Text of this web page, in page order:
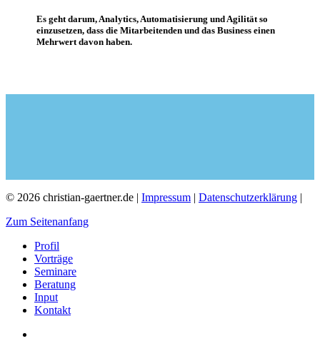
Es geht darum, Analytics, Automatisierung und Agilität so
einzusetzen, dass die Mitarbeitenden und das Business einen
Mehrwert davon haben.
© 2026 christian-gaertner.de | Impressum | Datenschutzerklärung |
Zum Seitenanfang
Profil
Vorträge
Seminare
Beratung
Input
Kontakt